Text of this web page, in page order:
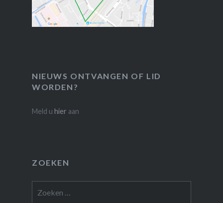
NIEUWS ONTVANGEN OF LID
WORDEN?
Meld u hier aan
ZOEKEN
naar: